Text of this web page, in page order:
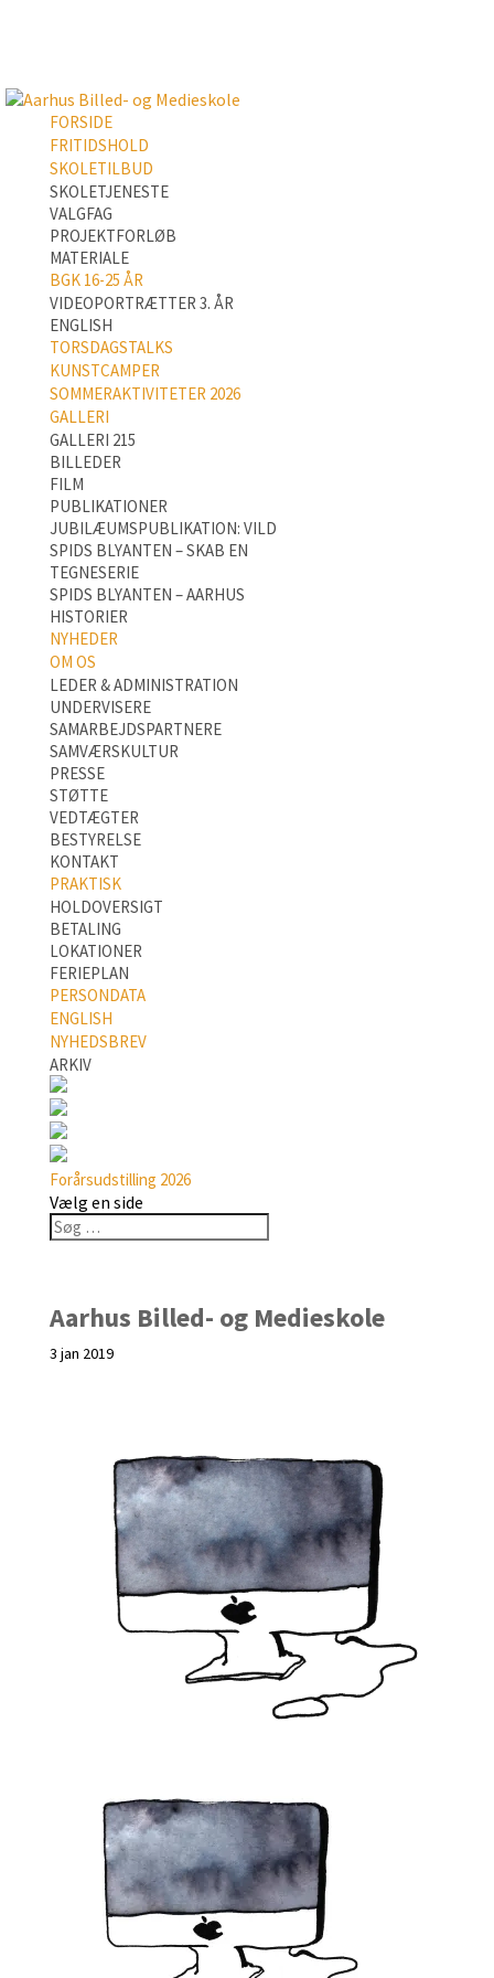
FORSIDE
FRITIDSHOLD
SKOLETILBUD
SKOLETJENESTE
VALGFAG
PROJEKTFORLØB
MATERIALE
BGK 16-25 ÅR
VIDEOPORTRÆTTER 3. ÅR
ENGLISH
TORSDAGSTALKS
KUNSTCAMPER
SOMMERAKTIVITETER 2026
GALLERI
GALLERI 215
BILLEDER
FILM
PUBLIKATIONER
JUBILÆUMSPUBLIKATION: VILD
SPIDS BLYANTEN – SKAB EN
TEGNESERIE
SPIDS BLYANTEN – AARHUS
HISTORIER
NYHEDER
OM OS
LEDER & ADMINISTRATION
UNDERVISERE
SAMARBEJDSPARTNERE
SAMVÆRSKULTUR
PRESSE
STØTTE
VEDTÆGTER
BESTYRELSE
KONTAKT
PRAKTISK
HOLDOVERSIGT
BETALING
LOKATIONER
FERIEPLAN
PERSONDATA
ENGLISH
NYHEDSBREV
ARKIV
Forårsudstilling 2026
Vælg en side
Aarhus Billed- og Medieskole
3 jan 2019